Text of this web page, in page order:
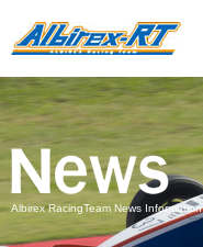
Albirex RacingTeam News Information